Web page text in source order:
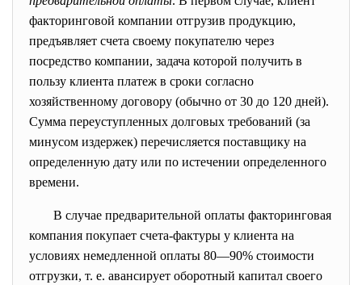
факторинговой компании отгрузив продукцию,
предъявляет счета своему покупателю через
посредство компании, задача которой получить в
пользу клиента платеж в сроки согласно
хозяйственному договору (обычно от 30 до 120 дней).
Сумма переуступленных долговых требований (за
минусом издержек) перечисляется поставщику на
определенную дату или по истечении определенного
времени.
В случае предварительной оплаты факторинговая
компания покупает счета-фактуры у клиента на
условиях немедленной оплаты 80—90% стоимости
отгрузки, т. е. авансирует оборотный капитал своего